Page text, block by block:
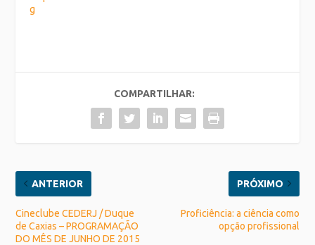
COMPARTILHAR:
ANTERIOR
Cineclube CEDERJ / Duque
de Caxias – PROGRAMAÇÃO
DO MÊS DE JUNHO DE 2015
PRÓXIMO
Proficiência: a ciência como
opção profissional